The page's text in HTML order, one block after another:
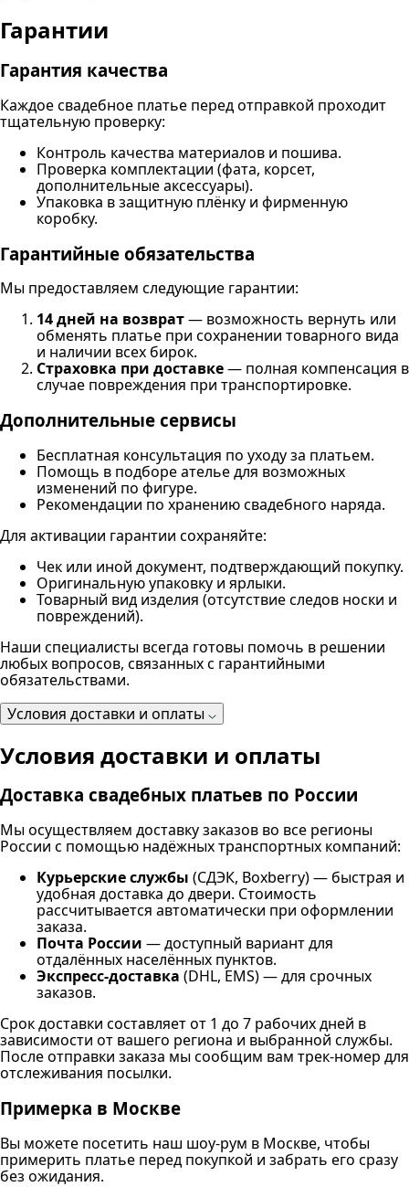
Гарантии
Гарантия качества
Каждое свадебное платье перед отправкой проходит
тщательную проверку:
Контроль качества материалов и пошива.
Проверка комплектации (фата, корсет,
дополнительные аксессуары).
Упаковка в защитную плёнку и фирменную
коробку.
Гарантийные обязательства
Мы предоставляем следующие гарантии:
14 дней на возврат— возможность вернуть или
обменять платье при сохранении товарного вида
и наличии всех бирок.
Страховка при доставке— полная компенсация в
случае повреждения при транспортировке.
Дополнительные сервисы
Бесплатная консультация по уходу за платьем.
Помощь в подборе ателье для возможных
изменений по фигуре.
Рекомендации по хранению свадебного наряда.
Для активации гарантии сохраняйте:
Чек или иной документ, подтверждающий покупку.
Оригинальную упаковку и ярлыки.
Товарный вид изделия (отсутствие следов носки и
повреждений).
Наши специалисты всегда готовы помочь в решении
любых вопросов, связанных с гарантийными
обязательствами.
Условия доставки и оплаты
Условия доставки и оплаты
Доставка свадебных платьев по России
Мы осуществляем доставку заказов во все регионы
России с помощью надёжных транспортных компаний:
Курьерские службы (СДЭК, Boxberry) — быстрая и
удобная доставка до двери. Стоимость
рассчитывается автоматически при оформлении
заказа.
Почта России — доступный вариант для
отдалённых населённых пунктов.
Экспресс-доставка (DHL, EMS) — для срочных
заказов.
Срок доставки составляет от 1 до 7 рабочих дней в
зависимости от вашего региона и выбранной службы.
После отправки заказа мы сообщим вам трек-номер для
отслеживания посылки.
Примерка в Москве
Вы можете посетить наш шоу-рум в Москве, чтобы
примерить платье перед покупкой и забрать его сразу
без ожидания.